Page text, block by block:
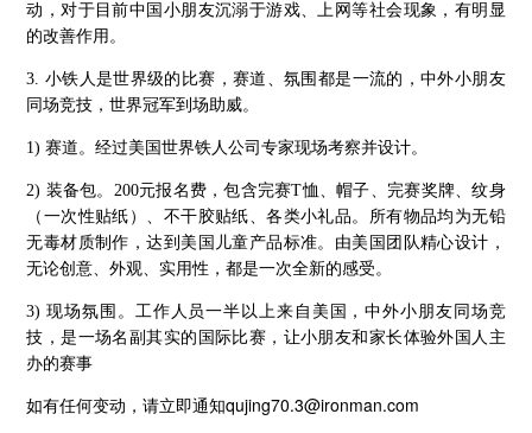
动，对于目前中国小朋友沉溺于游戏、上网等社会现象，有明显
的改善作用。
3. 小铁人是世界级的比赛，赛道、氛围都是一流的，中外小朋友
同场竞技，世界冠军到场助威。
1) 赛道。经过美国世界铁人公司专家现场考察并设计。
2) 装备包。200元报名费，包含完赛T恤、帽子、完赛奖牌、纹身
（一次性贴纸）、不干胶贴纸、各类小礼品。所有物品均为无铅
无毒材质制作，达到美国儿童产品标准。由美国团队精心设计，
无论创意、外观、实用性，都是一次全新的感受。
3) 现场氛围。工作人员一半以上来自美国，中外小朋友同场竞
技，是一场名副其实的国际比赛，让小朋友和家长体验外国人主
办的赛事
如有任何变动，请立即通知qujing70.3@ironman.com